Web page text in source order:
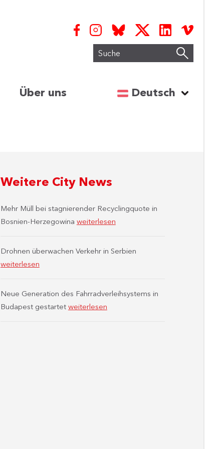
Suche
Über uns Sprache
Deutsch
Weitere City News
Mehr Müll bei stagnierender Recyclingquote in
Bosnien-Herzegowina weiterlesen
Drohnen überwachen Verkehr in Serbien
weiterlesen
Neue Generation des Fahrradverleihsystems in
Budapest gestartet weiterlesen